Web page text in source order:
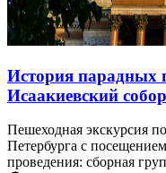
История парадных
Исаакиевский собор
Пешеходная экскурсия
Петербурга с
проведения: сборная